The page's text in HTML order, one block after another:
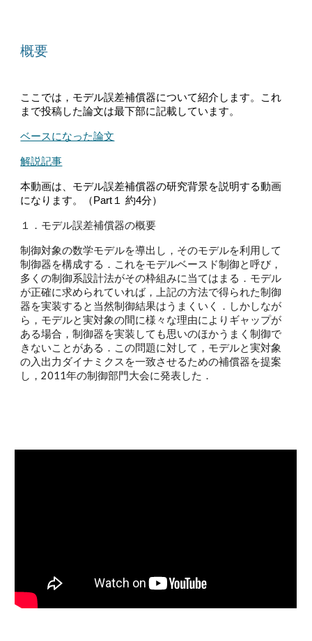
概要
ここでは，モデル誤差補償器について紹介します。これ
まで投稿した論文は最下部に記載しています。
ベースになった論文
解説記事
本動画は、 モデル誤差補償器の研究背景を説明する動画
になります。（Part１ 約4分）
１．モデル誤差補償器の概要
制御対象の数学モデルを導出し，そのモデルを利用して
制御器を構成する．これをモデルベースド制御と呼び，
多くの制御系設計法がその枠組みに当てはまる．モデル
が正確に求められていれば，上記の方法で得られた制御
器を実装すると当然制御結果はうまくいく．しかしなが
ら，モデルと実対象の間に様々な理由によりギャップが
ある場合，制御器を実装しても思いのほかうまく制御で
きないことがある．この問題に対して，モデルと実対象
の入出力ダイナミクスを一致させるための補償器を提案
し，2011年の制御部門大会に発表した．